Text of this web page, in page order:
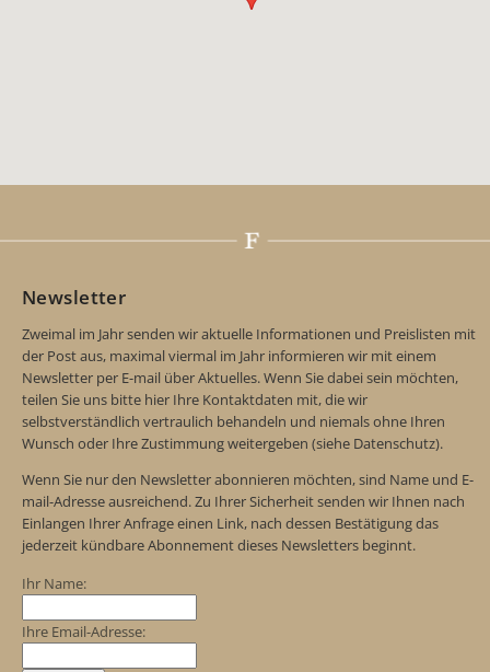
Newsletter
Zweimal im Jahr senden wir aktuelle Informationen und Preislisten mit
der Post aus, maximal viermal im Jahr informieren wir mit einem
Newsletter per E-mail über Aktuelles. Wenn Sie dabei sein möchten,
teilen Sie uns bitte hier Ihre Kontaktdaten mit, die wir
selbstverständlich vertraulich behandeln und niemals ohne Ihren
Wunsch oder Ihre Zustimmung weitergeben (siehe Datenschutz).
Wenn Sie nur den Newsletter abonnieren möchten, sind Name und E-
mail-Adresse ausreichend. Zu Ihrer Sicherheit senden wir Ihnen nach
Einlangen Ihrer Anfrage einen Link, nach dessen Bestätigung das
jederzeit kündbare Abonnement dieses Newsletters beginnt.
Ihr Name:
Ihre Email-Adresse: